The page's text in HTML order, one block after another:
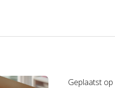
Geplaatst op